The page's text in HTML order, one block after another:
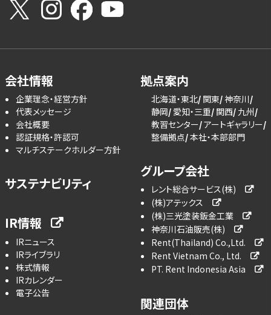
会社情報
企業理念・経営方針
代表メッセージ
会社概要
認証規格・許認可
マルチステークホルダー方針
サステナビリティ
IR情報
IRニュース
IRライブラリ
株式情報
IRカレンダー
電子公告
拠点案内
北海道・東北 関東 神奈川
静岡 愛知・三重 関西 九州
教習センター アートギャラリー
整備拠点 本社・本部部門
グループ会社
レント総合サービス(株)
(株)アテックス
(株)三光塗装鈑金工業
神奈川石油販売(株)
Rent(Thailand) Co.,Ltd.
Rent Vietnam Co., Ltd.
PT. Rent Indonesia Asia
関連団体